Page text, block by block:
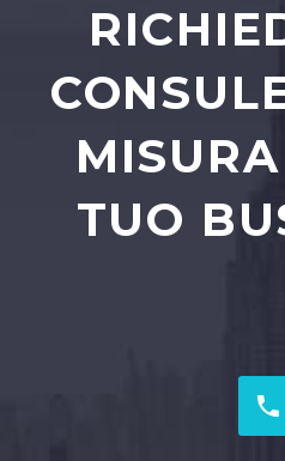
TUO

